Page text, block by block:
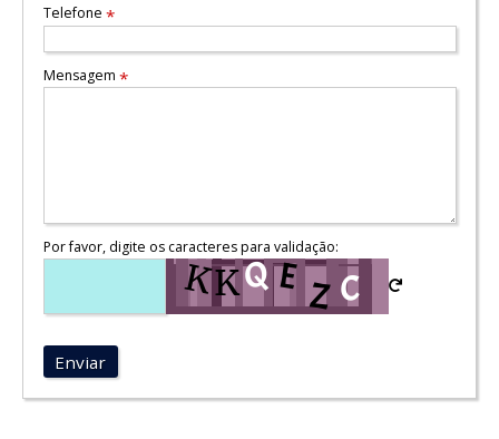
Telefone *
Mensagem *
Por favor, digite os caracteres para validação:
Enviar